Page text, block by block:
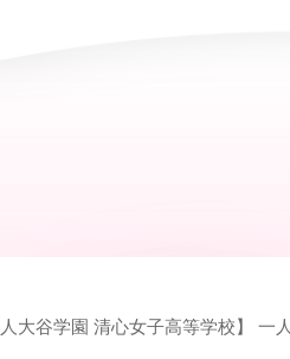
人大谷学園 清心女子高等学校】 一